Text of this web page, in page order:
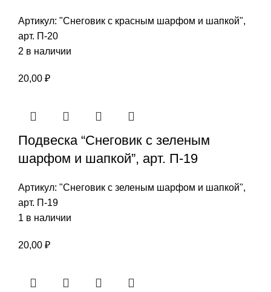
Артикул: "Снеговик с красным шарфом и шапкой",
арт. П-20
2 в наличии
20,00 ₽
Подвеска “Снеговик с зеленым
шарфом и шапкой”, арт. П-19
Артикул: "Снеговик с зеленым шарфом и шапкой",
арт. П-19
1 в наличии
20,00 ₽